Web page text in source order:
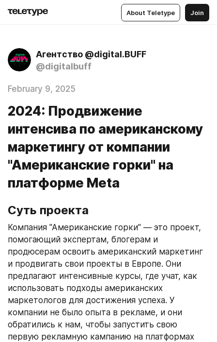
About Teletype Join
Агентство @digital.BUFF
@digitalbuff
February 9, 2025
2024: Продвижение
интенсива по американскому
маркетингу от компании
"Американские горки" на
платформе Meta
Суть проекта
Компания "Американские горки" — это проект,
помогающий экспертам, блогерам и
продюсерам освоить американский маркетинг
и продвигать свои проекты в Европе. Они
предлагают интенсивные курсы, где учат, как
использовать подходы американских
маркетологов для достижения успеха. У
компании не было опыта в рекламе, и они
обратились к нам, чтобы запустить свою
первую рекламную кампанию на платформах